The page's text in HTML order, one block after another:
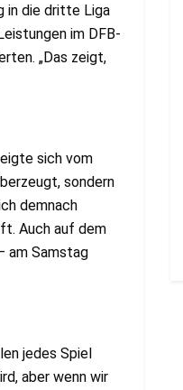
in die dritte Liga
im DFB-
„Das zeigt,
sich vom
sondern
demnach
Auch auf dem
am Samstag
jedes Spiel
aber wenn wir